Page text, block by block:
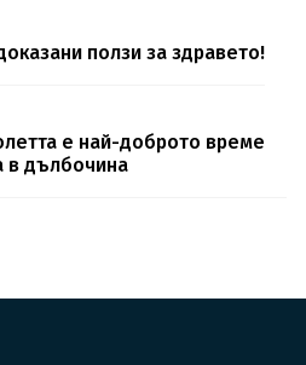
ползи за здравето!
е най-доброто време
в дълбочина